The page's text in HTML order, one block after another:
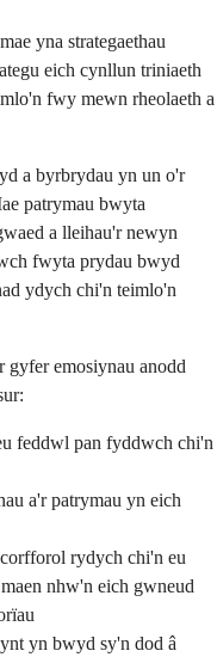
yna strategaethau
eich cynllun triniaeth
fwy mewn rheolaeth a
a byrbrydau yn un o'r
patrymau bwyta
a lleihau'r newyn
fwyta prydau bwyd
ydych chi'n teimlo'n
gyfer emosiynau anodd
feddwl pan fyddwch chi'n
a'r patrymau yn eich
rydych chi'n eu
nhw'n eich gwneud
yn bwyd sy'n dod â